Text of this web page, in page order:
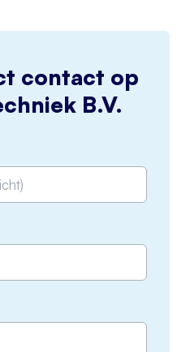
contact op
B.V.